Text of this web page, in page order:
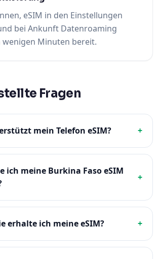
eSIM in den Einstellungen
bei Ankunft Datenroaming
wenigen Minuten bereit.
Fragen
mein Telefon eSIM? +
ich meine Burkina Faso eSIM
+
erhalte ich meine eSIM? +